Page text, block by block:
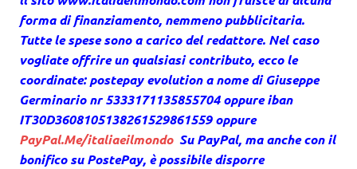
forma di finanziamento, nemmeno pubblicitaria.
Tutte le spese sono a carico del redattore. Nel caso
vogliate offrire un qualsiasi contributo, ecco le
coordinate: postepay evolution a nome di Giuseppe
Germinario nr 5333171135855704 oppure iban
IT30D3608105138261529861559 oppure
PayPal.Me/italiaeilmondo Su PayPal, ma anche con il
bonifico su PostePay, è possibile disporre